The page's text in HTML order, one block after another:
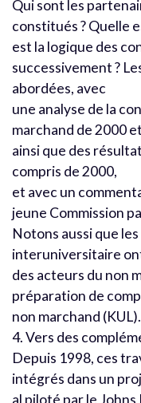
Qui sont les
constitués ? Quelle
est la logique des
successivement ?
abordées, avec
une analyse de la
marchand de 2000
ainsi que des
compris de 2000,
et avec un
jeune Commission
Notons aussi que
interuniversitaire
des acteurs du non
préparation de
non marchand (KUL).
4. Vers des
Depuis 1998, ces
intégrés dans un
al piloté par le